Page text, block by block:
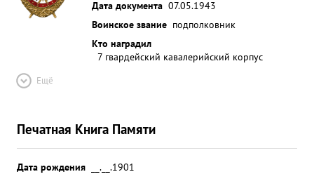
г. ЧЕРНЫШКОВСКИЙ ж.д. ст.и г. МОРОЗОВСКИЙ
ТАЦИНСКАЯ ж.д. д. станция и г. БЕЛАЯ КАЛИТВА.
Во всех этих операциях характерно то что 8 кав.
корпус меньшими силами преодолевал оборону
живой силе. ...»
Дата документа 07.05.1943
Воинское звание подполковник
Кто наградил
7 гвардейский кавалерийский корпус
Ещё
Печатная Книга Памяти
Дата рождения
__.__.1901